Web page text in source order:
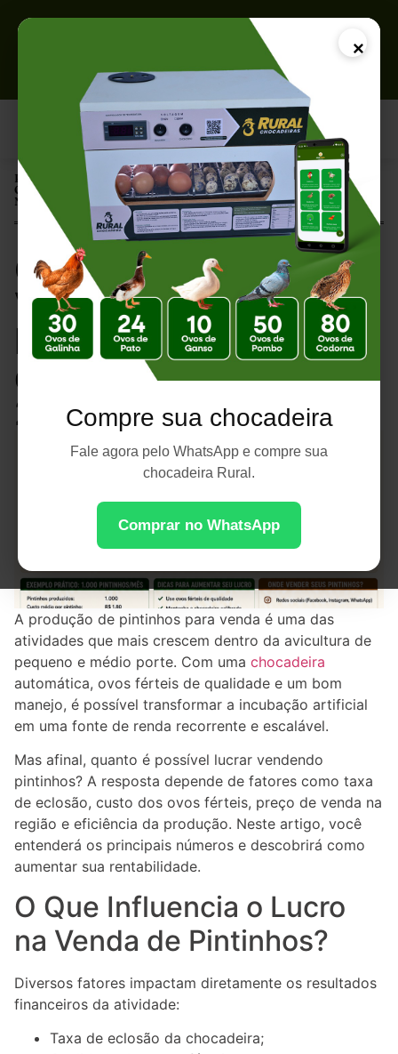
×
Compre sua chocadeira
Fale agora pelo WhatsApp e compre sua
chocadeira Rural.
Comprar no WhatsApp
Página Inicial |
Quanto Lucrar Vendendo Pintinhos? Descubra o Potencial desse
Negócio em 2026
Quanto Lucrar
Vendendo Pintinhos?
Descubra o Potencial
desse Negócio em
2026
A produção de pintinhos para venda é uma das
atividades que mais crescem dentro da avicultura de
pequeno e médio porte. Com uma chocadeira
automática, ovos férteis de qualidade e um bom
manejo, é possível transformar a incubação artificial
em uma fonte de renda recorrente e escalável.
Mas afinal, quanto é possível lucrar vendendo
pintinhos? A resposta depende de fatores como taxa
de eclosão, custo dos ovos férteis, preço de venda na
região e eficiência da produção. Neste artigo, você
entenderá os principais números e descobrirá como
aumentar sua rentabilidade.
O Que Influencia o Lucro
na Venda de Pintinhos?
Diversos fatores impactam diretamente os resultados
financeiros da atividade:
Taxa de eclosão da chocadeira;